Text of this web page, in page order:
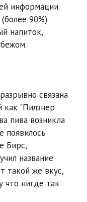
информации.
90%)
напиток,
связана
как "Пилзнер
пива возникла
появилось
Бирс,
название
такой же вкус,
что нигде так